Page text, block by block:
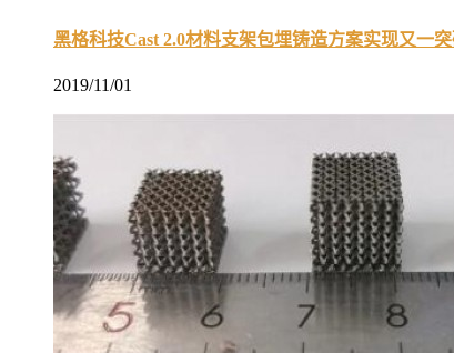
黑格科技Cast 2.0材料支架包埋铸造方案实现又一突
2019/11/01